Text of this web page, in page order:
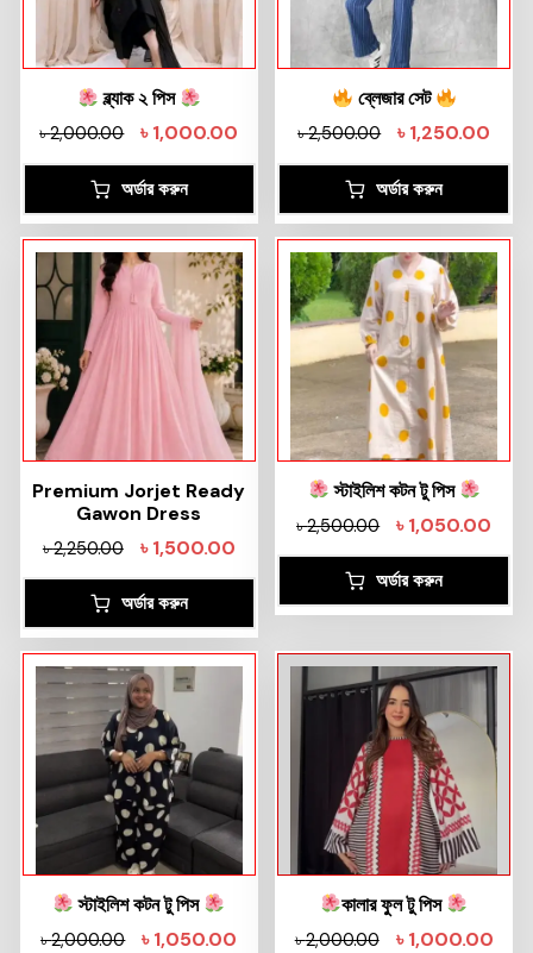
ব্ল্যাক ২ পিস
৳2,000.00 ৳1,000.00
অর্ডার করুন
ব্লেজার সেট
৳2,500.00 ৳1,250.00
অর্ডার করুন
Premium Jorjet Ready
Gawon Dress
৳2,250.00 ৳1,500.00
অর্ডার করুন
স্টাইলিশ কটন টু পিস
৳2,500.00 ৳1,050.00
অর্ডার করুন
স্টাইলিশ কটন টু পিস
৳2,000.00 ৳1,050.00
কালার ফুল টু পিস
৳2,000.00 ৳1,000.00